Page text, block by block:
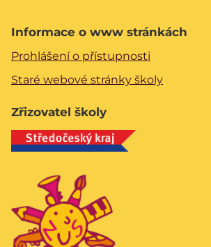
Informace o www stránkách
Prohlášení o přístupnosti
Staré webové stránky školy
Zřizovatel školy